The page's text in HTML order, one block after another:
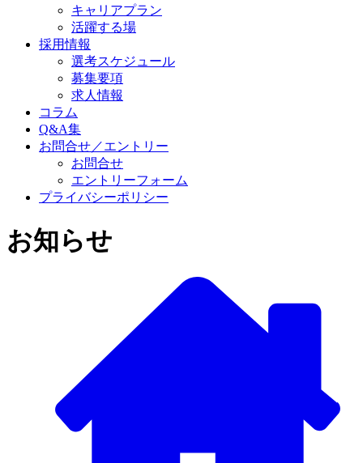
キャリアプラン
活躍する場
採用情報
選考スケジュール
募集要項
求人情報
コラム
Q&A集
お問合せ／エントリー
お問合せ
エントリーフォーム
プライバシーポリシー
お知らせ